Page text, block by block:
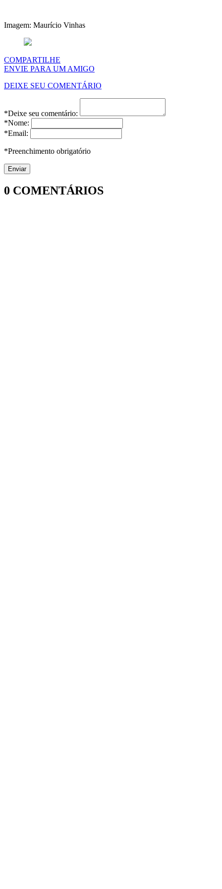
Imagem: Maurício Vinhas
COMPARTILHE
ENVIE PARA UM AMIGO
DEIXE SEU COMENTÁRIO
*Deixe seu comentário:
*Nome:
*Email:
*Preenchimento obrigatório
0 COMENTÁRIOS